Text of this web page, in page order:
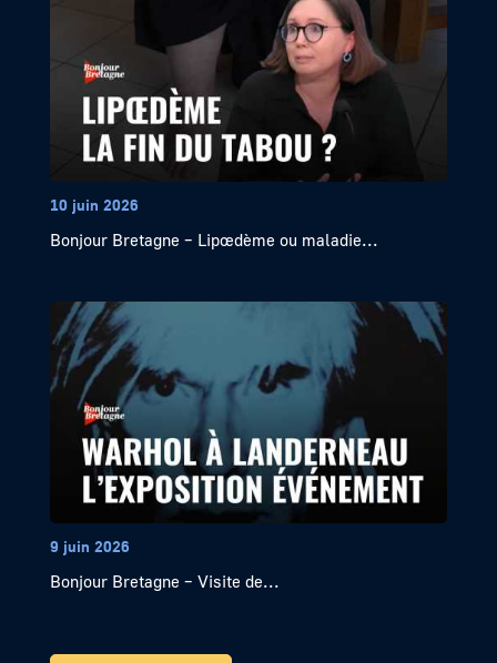
10 juin 2026
Bonjour Bretagne – Lipœdème ou maladie...
9 juin 2026
Bonjour Bretagne – Visite de...